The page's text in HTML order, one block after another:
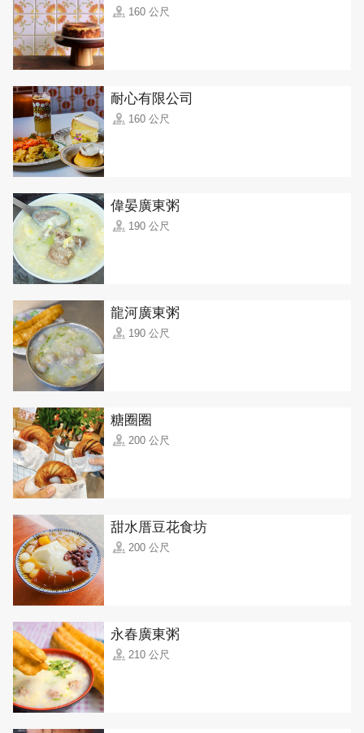
160 公尺
耐心有限公司
160 公尺
偉晏廣東粥
190 公尺
龍河廣東粥
190 公尺
糖圈圈
200 公尺
甜水厝豆花食坊
200 公尺
永春廣東粥
210 公尺